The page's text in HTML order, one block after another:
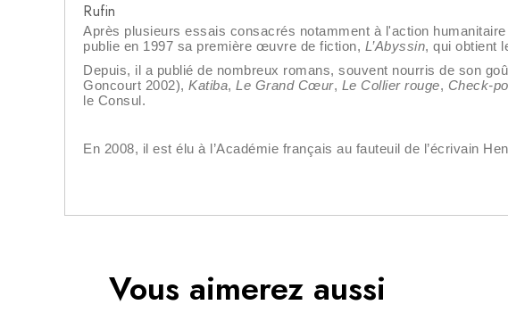
Après plusieurs essais consacrés notamment à l'action
publie en 1997 sa première œuvre de fiction, L’Abyssin, qui obtient
Depuis, il a publié de nombreux romans, souvent nourris de son
Goncourt 2002), Katiba, Le Grand Cœur, Le Collier rouge, Check-
le Consul.
En 2008, il est élu à l’Académie français au fauteuil de l’écrivain
Vous aimerez aussi